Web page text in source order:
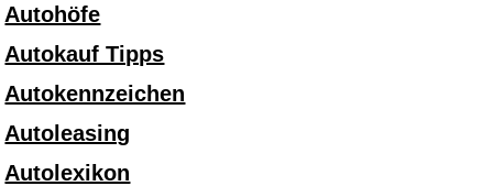
Autohöfe
Autokauf Tipps
Autokennzeichen
Autoleasing
Autolexikon